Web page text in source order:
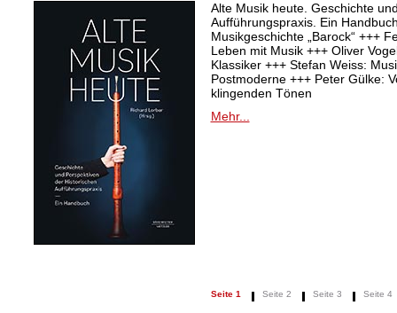
Alte Musik heute. Geschichte
Aufführungspraxis. Ein
Musikgeschichte „Barock“ +++
Leben mit Musik +++ Oliver
Klassiker +++ Stefan Weiss:
Postmoderne +++ Peter Gülke:
klingenden Tönen
Mehr...
Seite 1 Seite 2 Seite 3 Seite 4